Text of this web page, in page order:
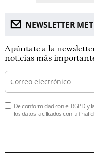
NEWSLETTER
Apúntate a la
noticias más
De conformidad con el RGPD y
los datos facilitados con la